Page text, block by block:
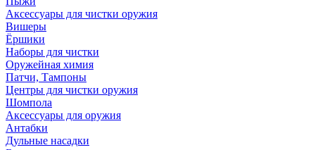
Аксессуары для чистки оружия
Вишеры
Ёршики
Наборы для чистки
Оружейная химия
Патчи, Тампоны
Центры для чистки оружия
Шомпола
Аксессуары для оружия
Антабки
Дульные насадки